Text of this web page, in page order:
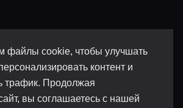
файлы cookie, чтобы улучшать
контент и
трафик. Продолжая
вы соглашаетесь с нашей